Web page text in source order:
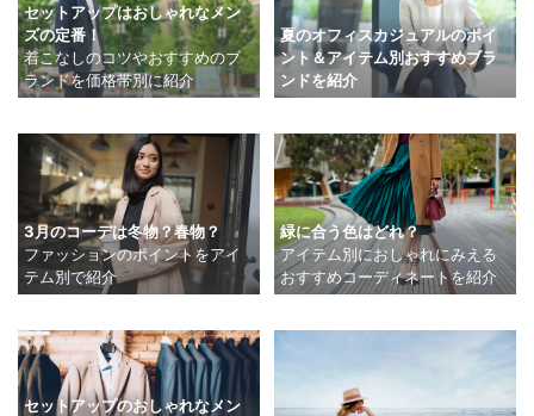
セットアップはおしゃれなメン
ズの定番！
着こなしのコツやおすすめのブ
ランドを価格帯別に紹介
夏のオフィスカジュアルのポイ
ント＆アイテム別おすすめブラ
ンドを紹介
3月のコーデは冬物？春物？
ファッションのポイントをアイ
テム別で紹介
緑に合う色はどれ？
アイテム別におしゃれにみえる
おすすめコーディネートを紹介
セットアップのおしゃれなメン